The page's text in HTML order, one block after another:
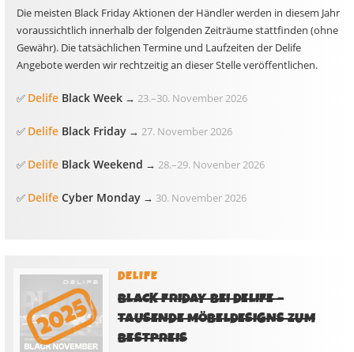
Die meisten Black Friday Aktionen der Händler werden in diesem Jahr
voraussichtlich innerhalb der folgenden Zeiträume stattfinden (ohne
Gewähr). Die tatsächlichen Termine und Laufzeiten der Delife
Angebote werden wir rechtzeitig an dieser Stelle veröffentlichen.
✅ Delife Black Week → 23.–30. November 2026
✅ Delife Black Friday → 27. November 2026
✅ Delife Black Weekend → 28.–29. Novenber 2026
✅ Delife Cyber Monday → 30. November 2026
DELIFE
BLACK FRIDAY BEI DELIFE –
TAUSENDE MÖBELDESIGNS ZUM
BESTPREIS